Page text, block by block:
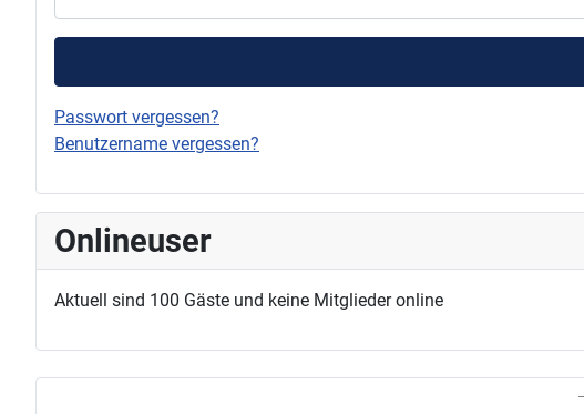
Passwort vergessen?
Benutzername vergessen?
Onlineuser
Aktuell sind 100 Gäste und keine Mitglieder online